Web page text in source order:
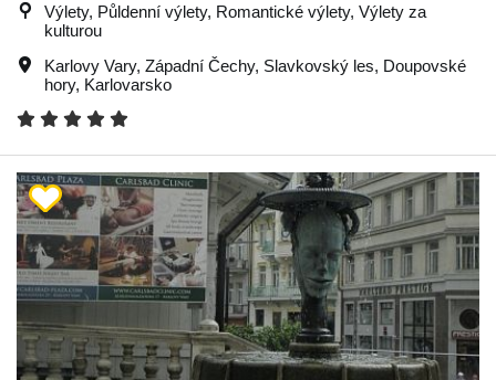
Výlety, Půldenní výlety, Romantické výlety, Výlety za
kulturou
Karlovy Vary, Západní Čechy, Slavkovský les, Doupovské
hory, Karlovarsko